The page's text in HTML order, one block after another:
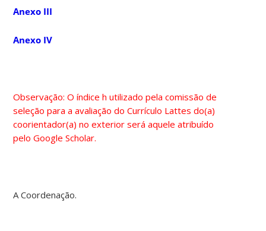
Anexo III
Anexo IV
Observação: O índice h utilizado pela comissão de
seleção para a avaliação do Currículo Lattes do(a)
coorientador(a) no exterior será aquele atribuído
pelo Google Scholar.
A Coordenação.